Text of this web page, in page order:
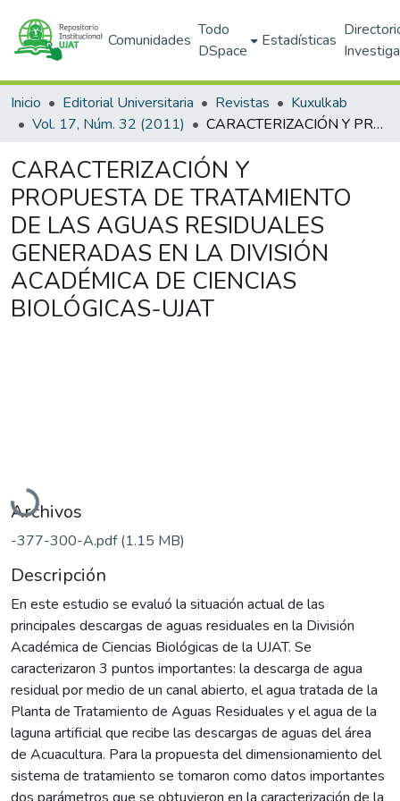
Comunidades
Todo
DSpace
Estadísticas
Inicio Editorial Universitaria Revistas
Kuxulkab
Vol. 17, Núm. 32 (2011)
CARACTERIZACIÓN Y PROPUESTA DE TRATAMIENTO DE LAS AGUAS RESIDUALES GENERADAS EN LA DIVISIÓN ACADÉMICA DE CIENCIAS BIOLÓGICAS-UJAT
CARACTERIZACIÓN Y
PROPUESTA DE TRATAMIENTO
DE LAS AGUAS RESIDUALES
GENERADAS EN LA DIVISIÓN
ACADÉMICA DE CIENCIAS
BIOLÓGICAS-UJAT
Cargando...
Archivos
-377-300-A.pdf(1.15 MB)
Descripción
En este estudio se evaluó la situación actual de las
principales descargas de aguas residuales en la División
Académica de Ciencias Biológicas de la UJAT. Se
caracterizaron 3 puntos importantes: la descarga de agua
residual por medio de un canal abierto, el agua tratada de la
Planta de Tratamiento de Aguas Residuales y el agua de la
laguna artificial que recibe las descargas de aguas del área
de Acuacultura. Para la propuesta del dimensionamiento del
sistema de tratamiento se tomaron como datos importantes